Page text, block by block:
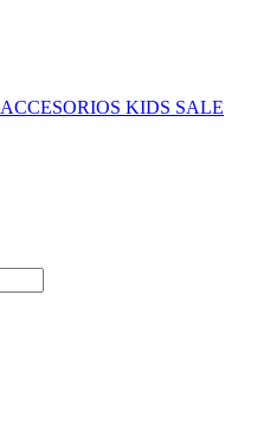
ACCESORIOS KIDS SALE